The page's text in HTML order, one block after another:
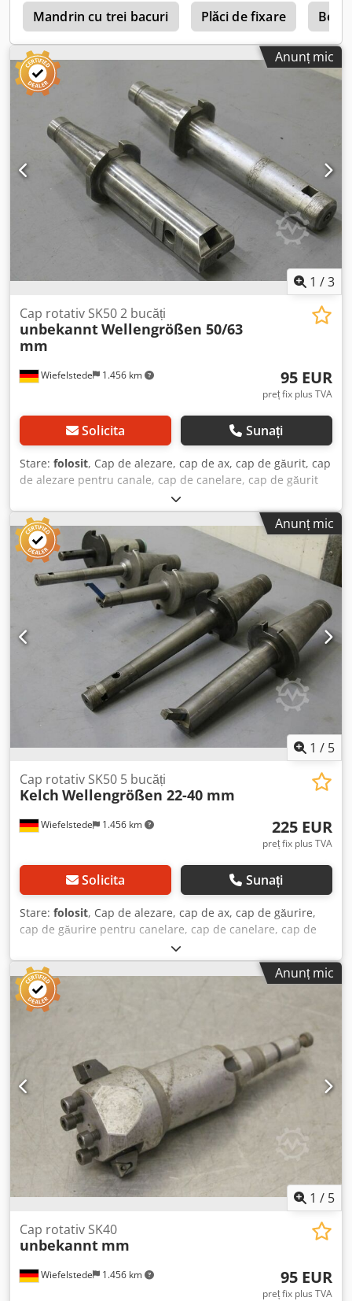
Mandrin cu trei bacuri Plăci de fixare Berg
Anunț mic
1 /3
Wiefelstede 1.456 km
Cap rotativ SK50 2 bucăți
unbekanntWellengrößen 50/63
mm
95 EUR
preț fix plus TVA
Solicita Sunați
Stare: folosit, Cap de alezare, cap de ax, cap de găurit, cap
de alezare pentru canale, cap de canelare, cap de găurit
pentru ax, cap de alezare pentru ax, unealtă de ax -
Număr: 2x unelte pentru ax Dodpfxsc U Tzpo Af Ajck -
Prindere: SK50 -1x dimensiune ax: Ø 50 x 250 mm -1x
dimensiune ax: Ø 63 x 200 mm -Preț: pentru set complet -
Greutate: 13,2 kg
Anunț mic
1 / 5
Wiefelstede 1.456 km
Cap rotativ SK50 5 bucăți
Kelch Wellengrößen 22-40 mm
225 EUR
preț fix plus TVA
Solicita Sunați
Stare: folosit, Cap de alezare, cap de ax, cap de găurire,
cap de găurire pentru canelare, cap de canelare, cap de
găurire pe ax, cap de alezare, unealtă de ax Dodpjc U T
Adjfx Af Ajck - Cantitate: 5x unelte de ax - Prindere: SK50 -
Diverse dimensiuni ale arborelui: 22/25/30/40 mm - Preț:
complet - Greutate: 19,2 kg
Anunț mic
1 / 5
Wiefelstede 1.456 km
Cap rotativ SK40
unbekannt mm
95 EUR
preț fix plus TVA